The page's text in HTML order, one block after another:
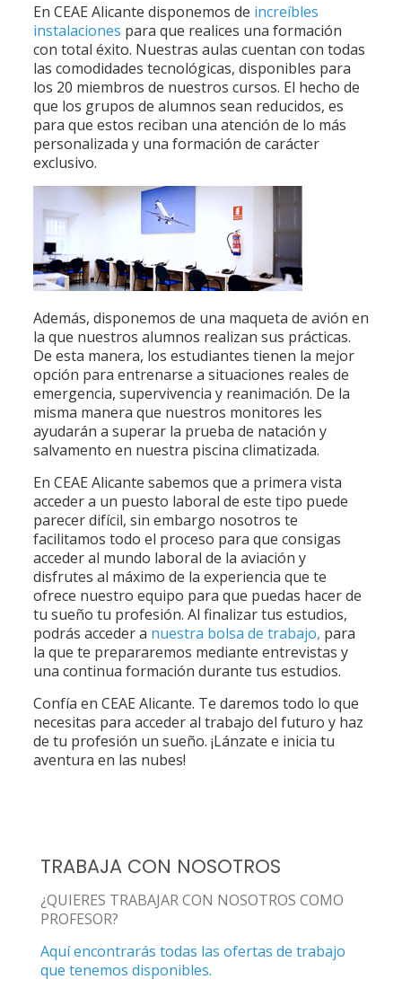
En CEAE Alicante disponemos de increíbles
instalaciones para que realices una formación
con total éxito. Nuestras aulas cuentan con todas
las comodidades tecnológicas, disponibles para
los 20 miembros de nuestros cursos. El hecho de
que los grupos de alumnos sean reducidos, es
para que estos reciban una atención de lo más
personalizada y una formación de carácter
exclusivo.
Además, disponemos de una maqueta de avión en
la que nuestros alumnos realizan sus prácticas.
De esta manera, los estudiantes tienen la mejor
opción para entrenarse a situaciones reales de
emergencia, supervivencia y reanimación. De la
misma manera que nuestros monitores les
ayudarán a superar la prueba de natación y
salvamento en nuestra piscina climatizada.
En CEAE Alicante sabemos que a primera vista
acceder a un puesto laboral de este tipo puede
parecer difícil, sin embargo nosotros te
facilitamos todo el proceso para que consigas
acceder al mundo laboral de la aviación y
disfrutes al máximo de la experiencia que te
ofrece nuestro equipo para que puedas hacer de
tu sueño tu profesión. Al finalizar tus estudios,
podrás acceder a nuestra bolsa de trabajo, para
la que te prepararemos mediante entrevistas y
una continua formación durante tus estudios.
Confía en CEAE Alicante. Te daremos todo lo que
necesitas para acceder al trabajo del futuro y haz
de tu profesión un sueño. ¡Lánzate e inicia tu
aventura en las nubes!
TRABAJA CON NOSOTROS
¿QUIERES TRABAJAR CON NOSOTROS COMO
PROFESOR?
Aquí encontrarás todas las ofertas de trabajo
que tenemos disponibles.